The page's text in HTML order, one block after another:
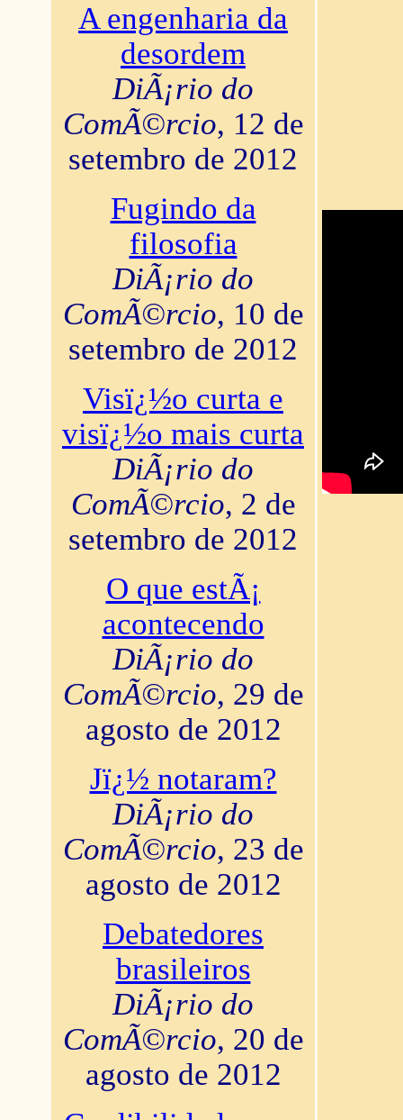
A engenharia da
desordem
DiÃ¡rio do
ComÃ©rcio, 12 de
setembro de 2012
Fugindo da
filosofia
DiÃ¡rio do
ComÃ©rcio, 10 de
setembro de 2012
Visï¿½o curta e
visï¿½o mais curta
DiÃ¡rio do
ComÃ©rcio, 2 de
setembro de 2012
O que estÃ¡
acontecendo
DiÃ¡rio do
ComÃ©rcio, 29 de
agosto de 2012
Jï¿½ notaram?
DiÃ¡rio do
ComÃ©rcio, 23 de
agosto de 2012
Debatedores
brasileiros
DiÃ¡rio do
ComÃ©rcio, 20 de
agosto de 2012